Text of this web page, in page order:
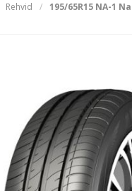
Rehvid 195/65R15 NA-1